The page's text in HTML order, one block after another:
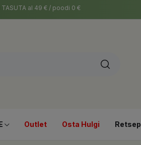
al 49 € / poodi 0 €
Outlet Osta Hulgi